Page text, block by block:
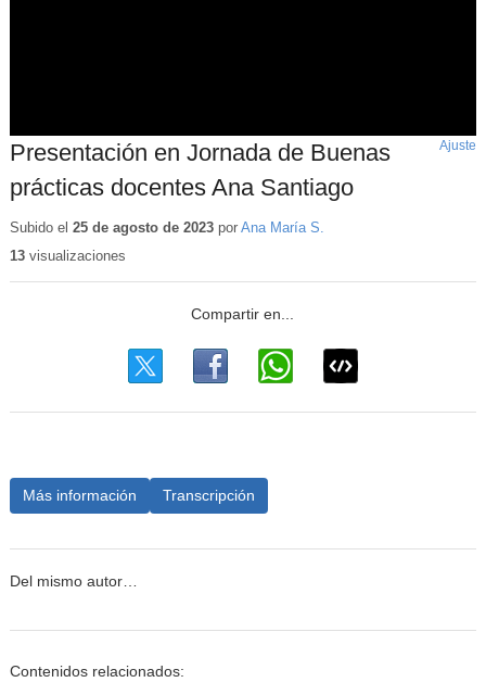
Presentación en Jornada de Buenas
prácticas docentes Ana Santiago
Ajuste
Subido el 25 de agosto de 2023por Ana María S.
13visualizaciones
Más información Transcripción
Del mismo autor…
Contenidos relacionados: